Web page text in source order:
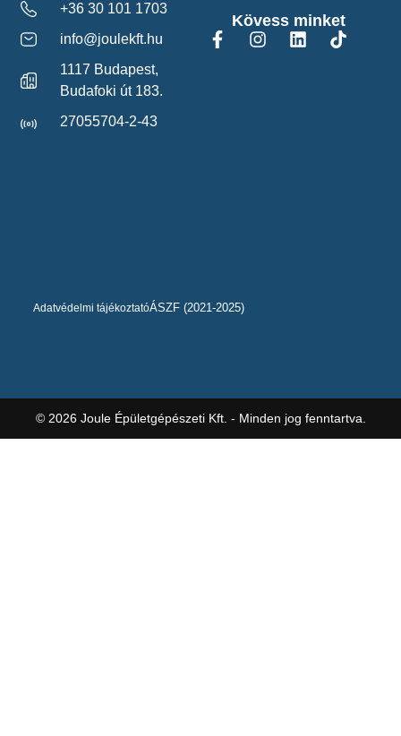
Adatvédelmi tájékoztatóÁSZF (2021-2025)
+36 30 101 1703
info@joulekft.hu
1117 Budapest,
Budafoki út 183.
27055704-2-43
Kövess minket
© 2026 Joule Épületgépészeti Kft. - Minden jog fenntartva.